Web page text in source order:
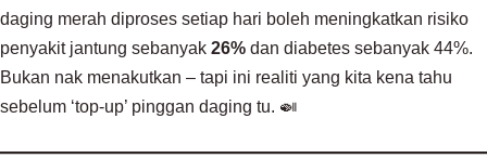
daging merah diproses setiap hari boleh meningkatkan risiko
penyakit jantung sebanyak 26% dan diabetes sebanyak 44%.
Bukan nak menakutkan – tapi ini realiti yang kita kena tahu
sebelum ‘top-up’ pinggan daging tu. 🍛